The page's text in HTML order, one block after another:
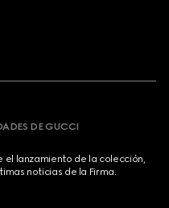
DE GUCCI
el lanzamiento de la colección,
noticias de la Firma.